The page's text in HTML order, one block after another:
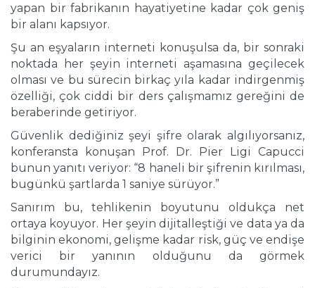
yapan bir fabrikanın hayatiyetine kadar çok geniş
bir alanı kapsıyor.
Şu an eşyaların interneti konuşulsa da, bir sonraki
noktada her şeyin interneti aşamasına geçilecek
olması ve bu sürecin birkaç yıla kadar indirgenmiş
özelliği, çok ciddi bir ders çalışmamız gereğini de
beraberinde getiriyor.
Güvenlik dediğiniz şeyi şifre olarak algılıyorsanız,
konferansta konuşan Prof. Dr. Pier Ligi Capucci
bunun yanıtı veriyor: “8 haneli bir şifrenin kırılması,
bugünkü şartlarda 1 saniye sürüyor.”
Sanırım bu, tehlikenin boyutunu oldukça net
ortaya koyuyor. Her şeyin dijitalleştiği ve data ya da
bilginin ekonomi, gelişme kadar risk, güç ve endişe
verici bir yanının olduğunu da görmek
durumundayız.